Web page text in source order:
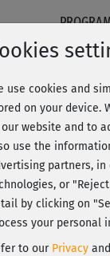
3 -
and train all!
use cookies and
on your device.
website and to
use the
partners,
or
by clicking on
your personal
to our Privacy and